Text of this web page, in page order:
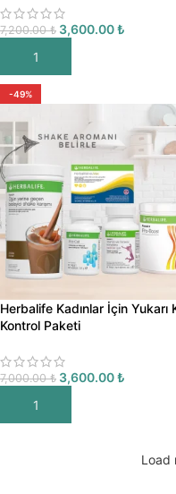
7,200.00₺ 3,600.00₺
SEPETE EKLE
-49%
Herbalife Kadınlar İçin Yukarı
Kontrol Paketi
7,000.00₺ 3,600.00₺
SEPETE EKLE
Load